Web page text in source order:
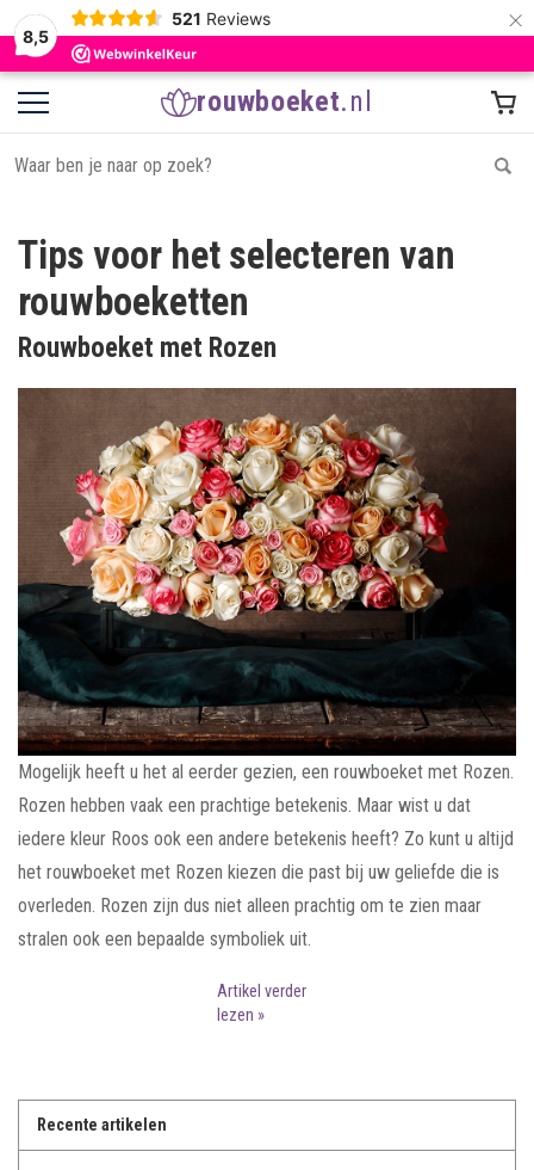
8,5
521 Reviews ×
rouwboeket.nl
Tips voor het selecteren van
rouwboeketten
Rouwboeket met Rozen
Mogelijk heeft u het al eerder gezien, een rouwboeket met Rozen.
Rozen hebben vaak een prachtige betekenis. Maar wist u dat
iedere kleur Roos ook een andere betekenis heeft? Zo kunt u altijd
het rouwboeket met Rozen kiezen die past bij uw geliefde die is
overleden. Rozen zijn dus niet alleen prachtig om te zien maar
stralen ook een bepaalde symboliek uit.
Artikel verder
lezen »
Recente artikelen